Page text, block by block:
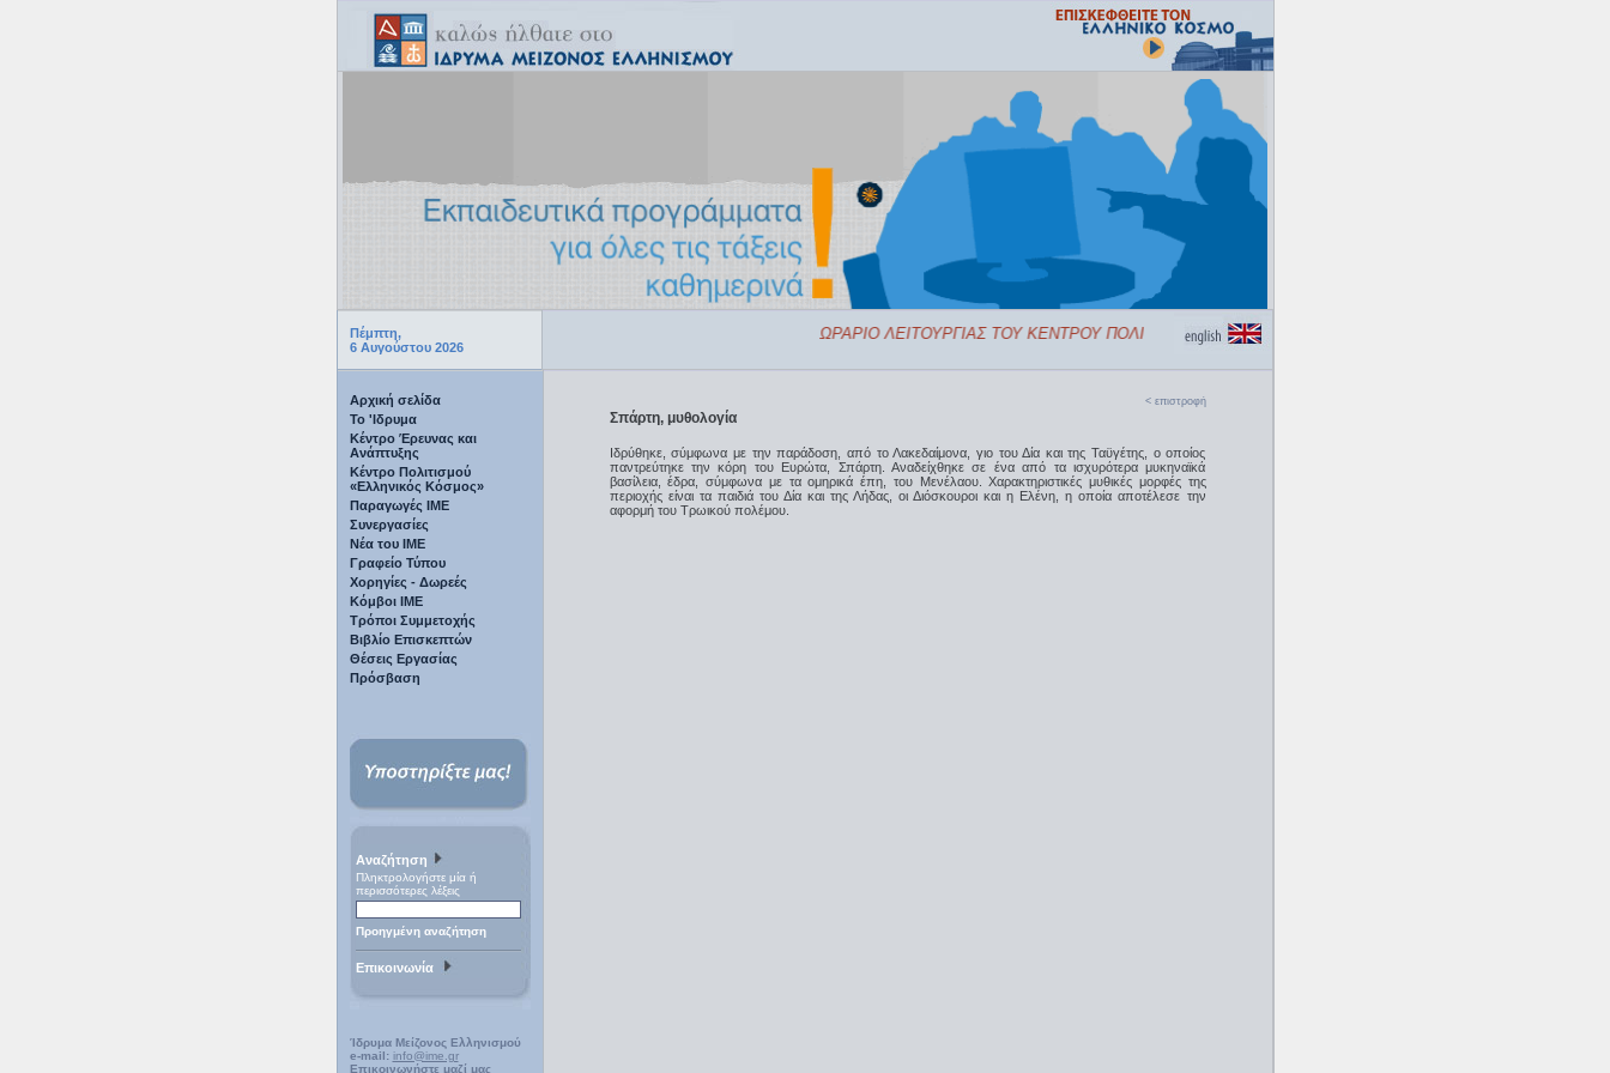
Πέμπτη,
6 Αυγούστου 2026
ΩΡΑΡΙΟ ΛΕΙΤΟΥΡΓΙΑΣ ΤΟΥ ΚΕΝΤΡΟΥ ΠΟΛΙΤΙΣΜΟΥ «ΕΛΛΗΝΙΚΟΣ ΚΟΣΜΟΣ»
Αρχική σελίδα
Το 'Ιδρυμα
Κέντρο Έρευνας και
Ανάπτυξης
Κέντρο Πολιτισμού
«Ελληνικός Κόσμος»
Παραγωγές IME
Συνεργασίες
Νέα του ΙΜΕ
Γραφείο Τύπου
Χορηγίες - Δωρεές
Κόμβοι ΙΜΕ
Τρόποι Συμμετοχής
Βιβλίο Επισκεπτών
Θέσεις Εργασίας
Πρόσβαση
Αναζήτηση
Πληκτρολογήστε μία ή
περισσότερες λέξεις
Προηγμένη αναζήτηση
Επικοινωνία
Ίδρυμα Μείζονος Ελληνισμού
e-mail: info@ime.gr
Επικοινωνήστε μαζί μας
< επιστροφή
Σπάρτη, μυθολογία
Ιδρύθηκε, σύμφωνα με την παράδοση, από το Λακεδαίμονα, γιο του Δία και της Ταϋγέτης, ο οποίος
παντρεύτηκε την κόρη του Ευρώτα, Σπάρτη. Αναδείχθηκε σε ένα από τα ισχυρότερα μυκηναϊκά
βασίλεια, έδρα, σύμφωνα με τα ομηρικά έπη, του Μενέλαου. Χαρακτηριστικές μυθικές μορφές της
περιοχής είναι τα παιδιά του Δία και της Λήδας, οι Διόσκουροι και η Ελένη, η οποία αποτέλεσε την
αφορμή του Τρωικού πολέμου.